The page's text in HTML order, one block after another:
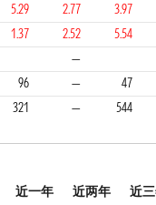
5.29 2.77
3.97
1.37 2.52
5.54
—
2 1
96 —
47
321 — 544
近一年 近两年
近